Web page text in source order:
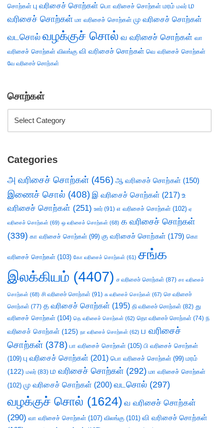
சொற்கள் பு வரிசைச் சொற்கள் பொ வரிசைச் சொற்கள் மரம் மலர் ம
வரிசைச் சொற்கள் மா வரிசைச் சொற்கள் மு வரிசைச் சொற்கள்
வடசொல் வழக்குச் சொல் வ வரிசைச் சொற்கள் வா
வரிசைச் சொற்கள் விலங்கு வி வரிசைச் சொற்கள் வெ வரிசைச் சொற்கள்
வே வரிசைச் சொற்கள்
சொற்கள்
Categories
அ வரிசைச் சொற்கள் (456) ஆ வரிசைச் சொற்கள் (150)
இணைச் சொல் (408) இ வரிசைச் சொற்கள் (217) உ
வரிசைச் சொற்கள் (251) ஊர் (91) எ வரிசைச் சொற்கள் (102) ஏ
வரிசைச் சொற்கள் (69) ஒ வரிசைச் சொற்கள் (68) க வரிசைச் சொற்கள்
(339) கா வரிசைச் சொற்கள் (99) கு வரிசைச் சொற்கள் (179) கொ
வரிசைச் சொற்கள் (103) கோ வரிசைச் சொற்கள் (61) சங்க
இலக்கியம் (4407) ச வரிசைச் சொற்கள் (87) சா வரிசைச்
சொற்கள் (68) சி வரிசைச் சொற்கள் (91) சு வரிசைச் சொற்கள் (67) செ வரிசைச்
சொற்கள் (77) த வரிசைச் சொற்கள் (195) தி வரிசைச் சொற்கள் (82) து
வரிசைச் சொற்கள் (104) தெ வரிசைச் சொற்கள் (62) தொ வரிசைச் சொற்கள் (74) ந
வரிசைச் சொற்கள் (125) நா வரிசைச் சொற்கள் (62) ப வரிசைச்
சொற்கள் (378) பா வரிசைச் சொற்கள் (105) பி வரிசைச் சொற்கள்
(109) பு வரிசைச் சொற்கள் (201) பொ வரிசைச் சொற்கள் (99) மரம்
(122) மலர் (83) ம வரிசைச் சொற்கள் (292) மா வரிசைச் சொற்கள்
(102) மு வரிசைச் சொற்கள் (200) வடசொல் (297)
வழக்குச் சொல் (1624) வ வரிசைச் சொற்கள்
(290) வா வரிசைச் சொற்கள் (107) விலங்கு (101) வி வரிசைச் சொற்கள்